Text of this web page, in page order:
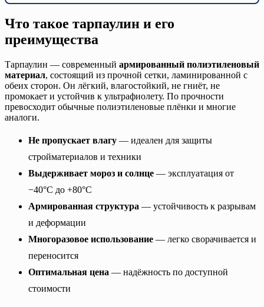
Что такое тарпаулин и его
преимущества
Тарпаулин — современный армированный полиэтиленовый
материал, состоящий из прочной сетки, ламинированной с
обеих сторон. Он лёгкий, влагостойкий, не гниёт, не
промокает и устойчив к ультрафиолету. По прочности
превосходит обычные полиэтиленовые плёнки и многие
аналоги.
Не пропускает влагу — идеален для защиты
стройматериалов и техники
Выдерживает мороз и солнце — эксплуатация от
−40°C до +80°C
Армированная структура — устойчивость к разрывам
и деформации
Многоразовое использование — легко сворачивается и
переносится
Оптимальная цена — надёжность по доступной
стоимости